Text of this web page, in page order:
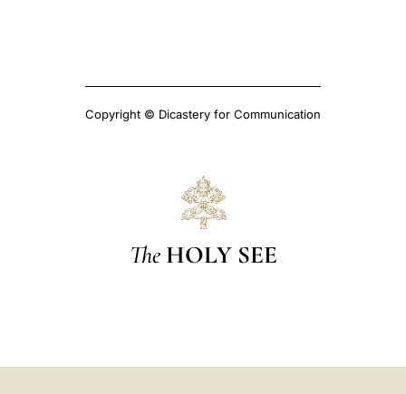
Copyright © Dicastery for Communication
The HOLY SEE